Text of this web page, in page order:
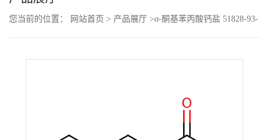
您当前的位置： 网站首页 > 产品展厅 >α-酮基苯丙酸钙盐 51828-93-